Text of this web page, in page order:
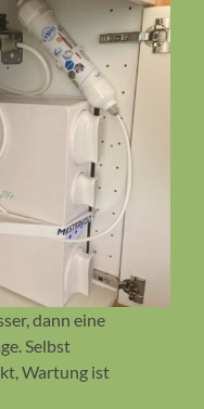
dann eine
Selbst
Wartung ist